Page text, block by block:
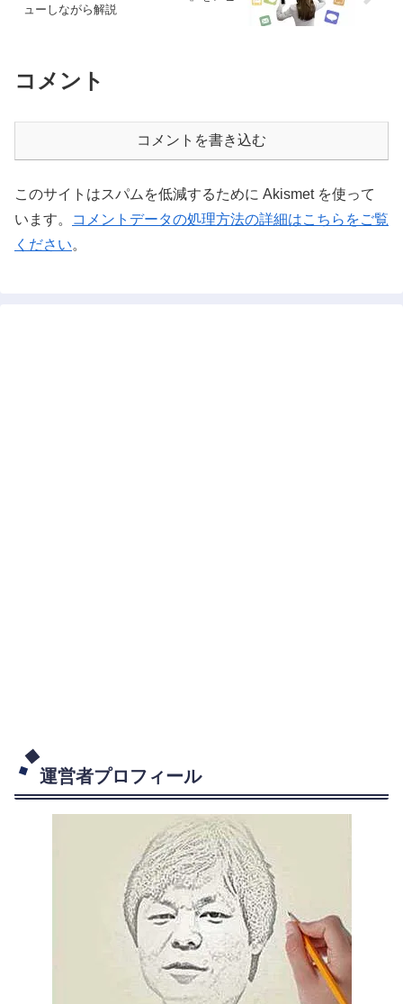
ューしながら解説
コメント
コメントを書き込む
このサイトはスパムを低減するために Akismet を使って
います。
コメントデータの処理方法の詳細はこちらをご覧
ください。
運営者プロフィール